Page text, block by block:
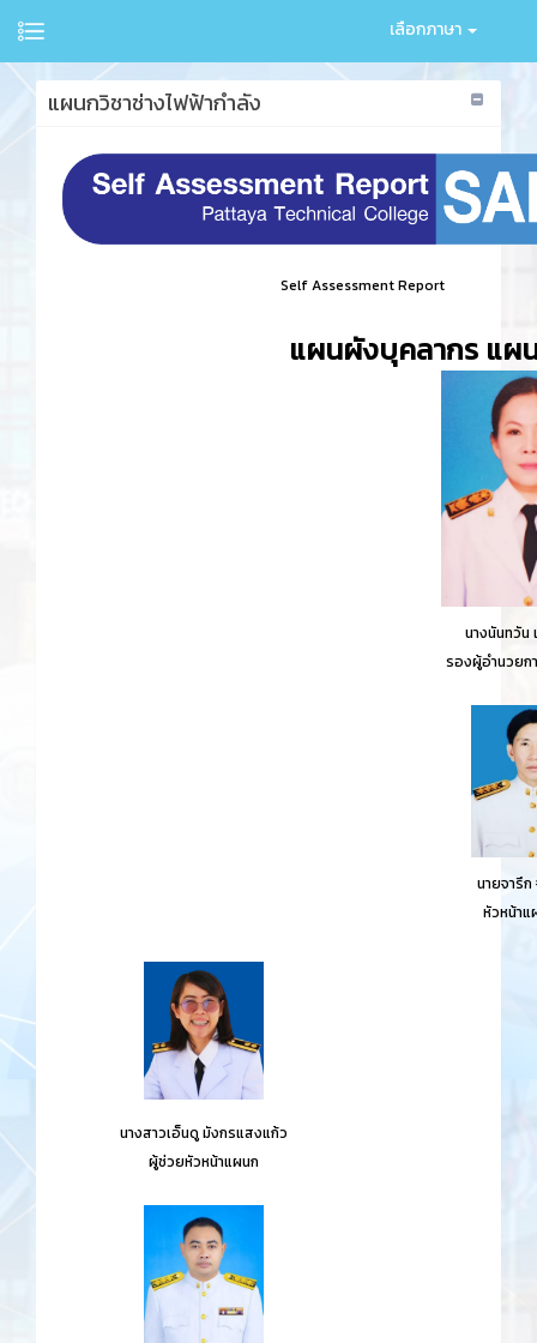
เลือกภาษา
แผนกวิชาช่างไฟฟ้ากำลัง
Self Assessment Report
แผนผังบุคลากร แผ
นางนันทวัน
รองผู้อำนวยก
นายจารึ
หัวหน้าแ
นางสาวเอ็นดู มังกรแสงแก้ว
ผู้ช่วยหัวหน้าแผนก